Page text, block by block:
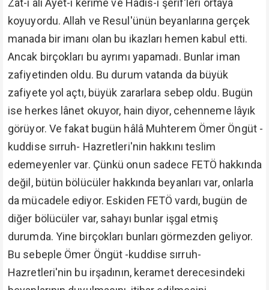
ve vatan bölücüleri ile olsun bu mücadelesi devam
ediyor ve edecek.
Cenâb-ı Hakk'a şükürler olsun bu Zât-ı âli'nin irşadı,
FETÖ ile mücadelesi sayesinde birçok kimse
bunların içyüzünü gördü, ve nihayet 15 Temmuz
2016'da ihanetleri âşikâr olduğunda millet
bocalamadı, bu zât böyle söylemişti dedi ve hemen
bunlarla mücadele etmeye başladı. Ve çok şükür
memleketimiz büyük bir badireyi selâmetle atlattı.
Ve fakat o kadar büyük bir fitne, o kadar büyük bir
terör çıkarttı ki, bu milletin, devletin hâlâ bunlarla
mücadelesi devam ediyor.
Ömer Öngüt -kuddise sırruh- Hazretleri'nin
söylediklerinin hepsi birer birer zuhur ediyor ve millet